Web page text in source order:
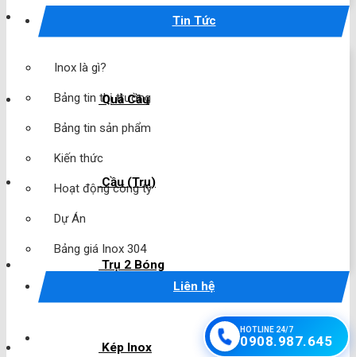
Tin Tức
Inox là gì?
Bảng tin thị trường
Bảng tin sản phẩm
Kiến thức
Hoạt động công ty
Dự Án
Bảng giá Inox 304
Liên hệ
HOTLINE 24/7
0908.987.645
Quả Cầu
Cầu (Trụ)
Trụ 2 Bóng
Kép Inox